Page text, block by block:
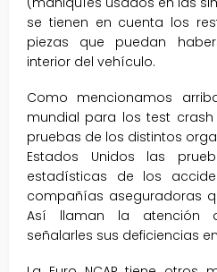
se tienen en cuenta los
piezas que puedan
interior del vehículo.
Como mencionamos
mundial para los test
pruebas de los distintos
Estados Unidos las
estadísticas de los
compañías aseguradoras
Así llaman la atención
señalarles sus deficiencias